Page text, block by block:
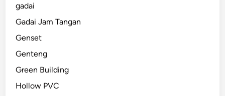
gadai
Gadai Jam Tangan
Genset
Genteng
Green Building
Hollow PVC